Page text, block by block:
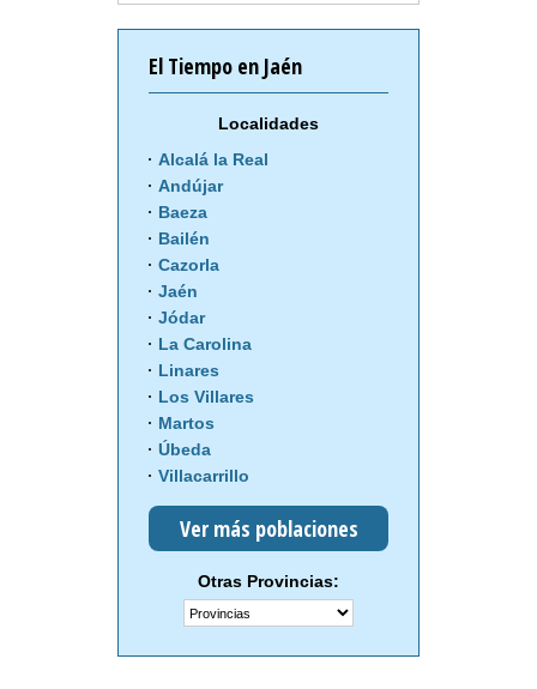
El Tiempo en Jaén
Localidades
Alcalá la Real
Andújar
Baeza
Bailén
Cazorla
Jaén
Jódar
La Carolina
Linares
Los Villares
Martos
Úbeda
Villacarrillo
Ver más poblaciones
Otras Provincias: